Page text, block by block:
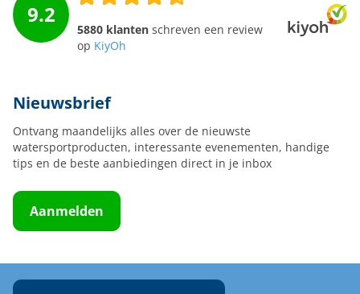
9.2
5880 klanten schreven een review
op KiyOh
Nieuwsbrief
Ontvang maandelijks alles over de nieuwste
watersportproducten, interessante evenementen, handige
tips en de beste aanbiedingen direct in je inbox
Aanmelden